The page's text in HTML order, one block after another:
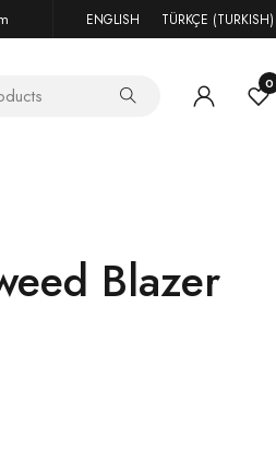
ENGLISH TÜRKÇE (TURKISH)
0
Blazer